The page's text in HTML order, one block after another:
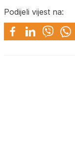
Podijeli vijest na: